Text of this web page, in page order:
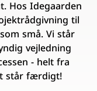
Hos Idegaarden
til
små. Vi står
vejledning
- helt fra
står færdigt!